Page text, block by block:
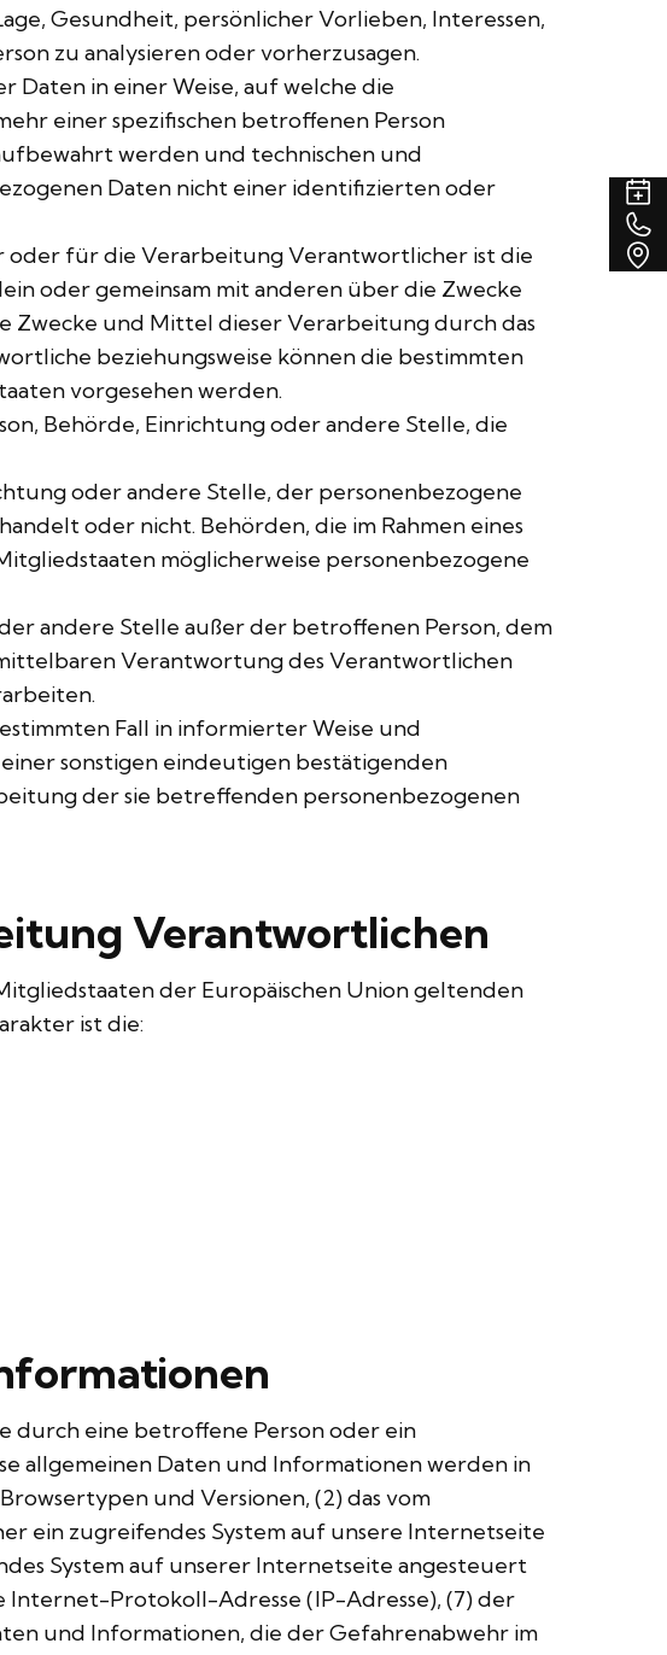
Gesundheit, persönlicher Vorlieben, Interessen,
zu analysieren oder vorherzusagen.
Daten in einer Weise, auf welche die
einer spezifischen betroffenen Person
werden und technischen und
Daten nicht einer identifizierten oder
für die Verarbeitung Verantwortlicher ist die
oder gemeinsam mit anderen über die Zwecke
Zwecke und Mittel dieser Verarbeitung durch das
beziehungsweise können die bestimmten
vorgesehen werden.
Behörde, Einrichtung oder andere Stelle, die
oder andere Stelle, der personenbezogene
oder nicht. Behörden, die im Rahmen eines
möglicherweise personenbezogene
andere Stelle außer der betroffenen Person, dem
Verantwortung des Verantwortlichen
Fall in informierter Weise und
sonstigen eindeutigen bestätigenden
der sie betreffenden personenbezogenen
Verantwortlichen
der Europäischen Union geltenden
ist die:
durch eine betroffene Person oder ein
allgemeinen Daten und Informationen werden in
und Versionen, (2) das vom
ein zugreifendes System auf unsere Internetseite
System auf unserer Internetseite angesteuert
Internet-Protokoll-Adresse (IP-Adresse), (7) der
und Informationen, die der Gefahrenabwehr im